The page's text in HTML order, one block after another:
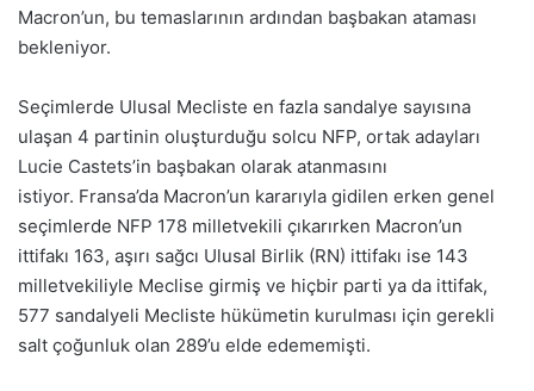
Macron’un, bu temaslarının ardından başbakan ataması
bekleniyor.
Seçimlerde Ulusal Mecliste en fazla sandalye sayısına
ulaşan 4 partinin oluşturduğu solcu NFP, ortak adayları
Lucie Castets’in başbakan olarak atanmasını
istiyor. Fransa’da Macron’un kararıyla gidilen erken genel
seçimlerde NFP 178 milletvekili çıkarırken Macron’un
ittifakı 163, aşırı sağcı Ulusal Birlik (RN) ittifakı ise 143
milletvekiliyle Meclise girmiş ve hiçbir parti ya da ittifak,
577 sandalyeli Mecliste hükümetin kurulması için gerekli
salt çoğunluk olan 289’u elde edememişti.